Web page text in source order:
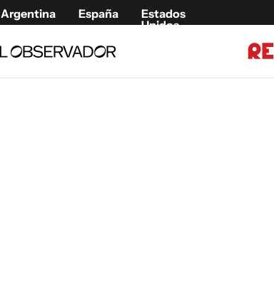
Argentina España
Estados
Unidos